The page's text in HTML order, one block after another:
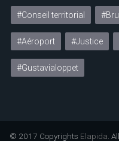
#Conseil territorial
#Aéroport #Justice
#Gustavialoppet
© 2017 Copyrights Elapida .